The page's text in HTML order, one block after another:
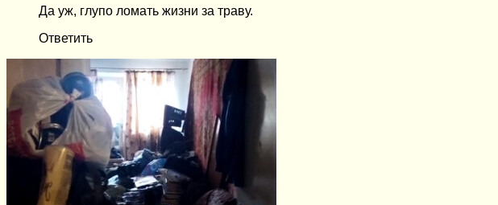
Да уж, глупо ломать жизни за траву.
Ответить